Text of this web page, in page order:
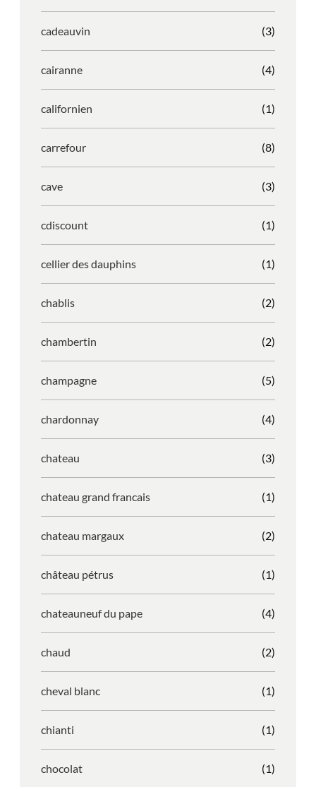
cadeauvin (3)
cairanne (4)
californien (1)
carrefour (8)
cave (3)
cdiscount (1)
cellier des dauphins (1)
chablis (2)
chambertin (2)
champagne (5)
chardonnay (4)
chateau (3)
chateau grand francais (1)
chateau margaux (2)
château pétrus (1)
chateauneuf du pape (4)
chaud (2)
cheval blanc (1)
chianti (1)
chocolat (1)